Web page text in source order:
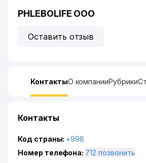
PHLEBOLIFE ООО
Оставить отзыв
КонтактыО компанииРубрики
Контакты
Код страны: +998
Номер телефона: 712 позвонить